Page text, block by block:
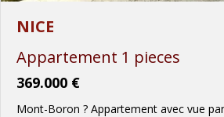
NICE
Appartement 1 pieces
369.000 €
Mont-Boron ? Appartement avec vue